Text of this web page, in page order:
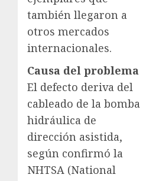
también llegaron a
otros mercados
internacionales.
Causa del problema
El defecto deriva del
cableado de la bomba
hidráulica de
dirección asistida,
según confirmó la
NHTSA (National